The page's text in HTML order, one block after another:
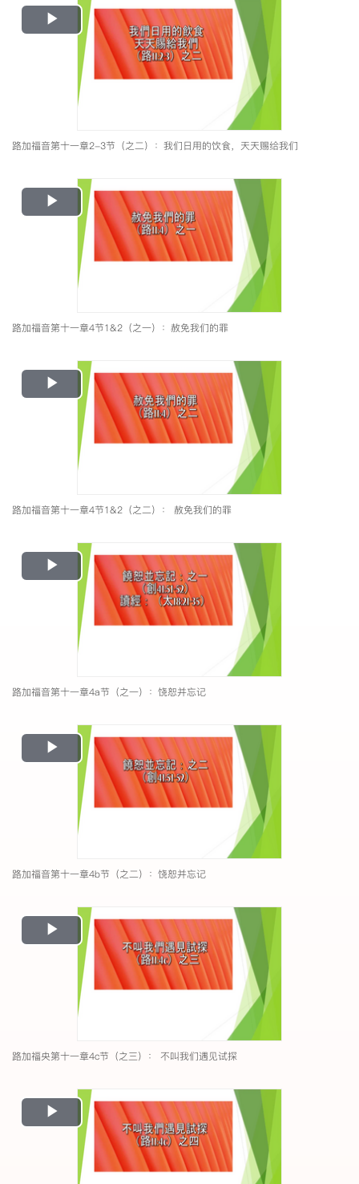
Play
Video
路加福音第十一章2-3节（之二）：我们日用的饮食，天天赐给我们
Play
Video
路加福音第十一章4节1&2（之一）：赦免我们的罪
Play
Video
路加福音第十一章4节1&2（之二）： 赦免我们的罪
Play
Video
路加福音第十一章4a节（之一）：饶恕并忘记
Play
Video
路加福音第十一章4b节（之二）：饶恕并忘记
Play
Video
路加福央第十一章4c节（之三）： 不叫我们遇见试探
Play
Video